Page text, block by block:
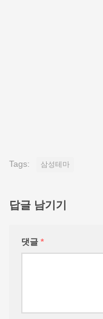
Tags: 삼성테마
답글 남기기
댓글 *